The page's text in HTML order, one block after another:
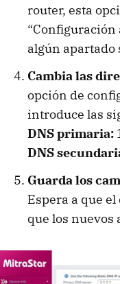
router, esta
“Configuración
algún apartado
Cambia las
opción de
introduce las
DNS primaria:
DNS
Guarda los
Espera a que
que los nuevos